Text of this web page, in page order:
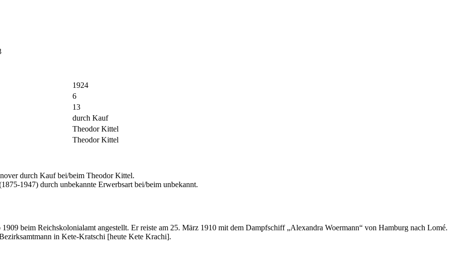
1924
6
13
durch Kauf
Theodor Kittel
Theodor Kittel
durch Kauf bei/beim Theodor Kittel.
1947) durch unbekannte Erwerbsart bei/beim unbekannt.
beim Reichskolonialamt angestellt. Er reiste am 25. März 1910 mit dem Dampfschiff „Alexandra Woermann“ von Hamburg nach Lomé.
in Kete-Kratschi [heute Kete Krachi].